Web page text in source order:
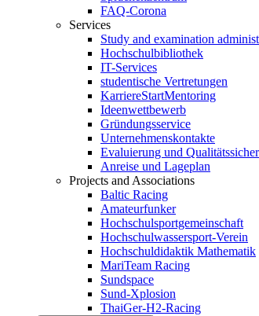
FAQ-Corona
Services
Study and examination
Hochschulbibliothek
IT-Services
studentische Vertretungen
KarriereStartMentoring
Ideenwettbewerb
Gründungsservice
Unternehmenskontakte
Evaluierung und
Anreise und Lageplan
Projects and Associations
Baltic Racing
Amateurfunker
Hochschulsportgemeinschaft
Hochschulwassersport-Verein
Hochschuldidaktik Mathematik
MariTeam Racing
Sundspace
Sund-Xplosion
ThaiGer-H2-Racing